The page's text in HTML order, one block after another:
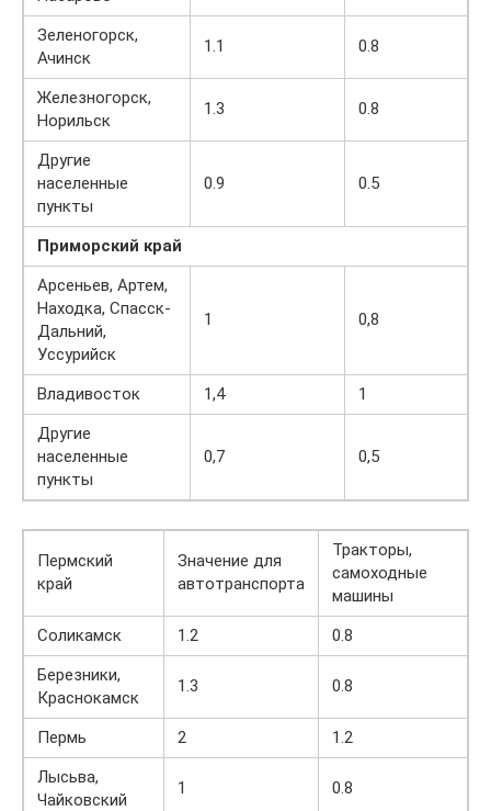
Зеленогорск,
Ачинск
1.1 0.8
Железногорск,
Норильск
1.3 0.8
Другие
населенные
пункты
0.9 0.5
Приморский край
Арсеньев, Артем,
Находка, Спасск-
Дальний,
Уссурийск
1 0,8
Владивосток 1,4
1
Другие
населенные
пункты
0,7 0,5
Пермский
край
Значение для
автотранспорта
Тракторы,
самоходные
машины
Соликамск
1.2
0.8
Березники,
Краснокамск
1.3 0.8
Пермь 2
1.2
Лысьва,
Чайковский
1 0.8